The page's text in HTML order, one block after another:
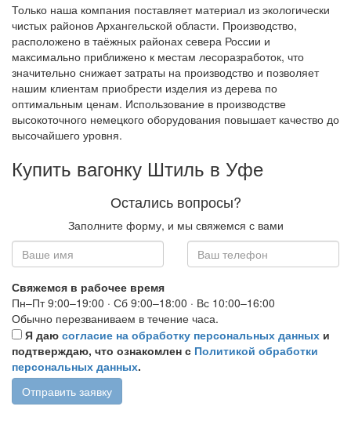
Только наша компания поставляет материал из экологически
чистых районов Архангельской области. Производство,
расположено в таёжных районах севера России и
максимально приближено к местам лесоразработок, что
значительно снижает затраты на производство и позволяет
нашим клиентам приобрести изделия из дерева по
оптимальным ценам. Использование в производстве
высокоточного немецкого оборудования повышает качество до
высочайшего уровня.
Купить вагонку Штиль в Уфе
Остались вопросы?
Заполните форму, и мы свяжемся с вами
Свяжемся в рабочее время
Пн–Пт 9:00–19:00 · Сб 9:00–18:00 · Вс 10:00–16:00
Обычно перезваниваем в течение часа.
Я даю согласие на обработку персональных данных и
подтверждаю, что ознакомлен с Политикой обработки
персональных данных.
Отправить заявку